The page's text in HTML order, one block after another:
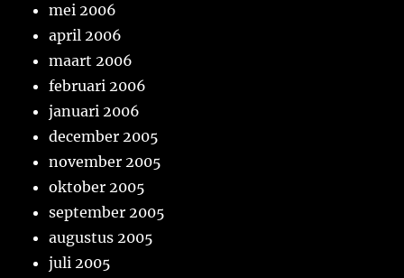
mei 2006
april 2006
maart 2006
februari 2006
januari 2006
december 2005
november 2005
oktober 2005
september 2005
augustus 2005
juli 2005